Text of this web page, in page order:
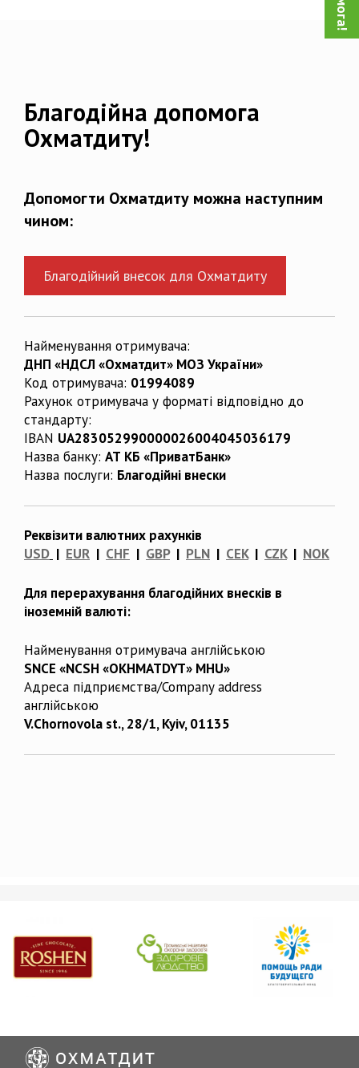
Благодійна допомога
Охматдиту!
Допомогти Охматдиту можна наступним
чином:
Благодійний внесок для Охматдиту
Найменування отримувача:
ДНП «НДСЛ «Охматдит» МОЗ України»
Код отримувача: 01994089
Рахунок отримувача у форматі відповідно до
стандарту:
IBAN UA283052990000026004045036179
Назва банку: АТ КБ «ПриватБанк»
Назва послуги: Благодійні внески
Реквізити валютних рахунків
USD | EUR | CHF | GBP| PLN | CEK| CZK| NOK
Для перерахування благодійних внесків в
іноземній валюті:
Найменування отримувача англійською
SNCE «NCSH «OKHMATDYT» MHU»
Адреса підприємства/Company address
англійською
V.Chornovola st., 28/1, Kyiv, 01135